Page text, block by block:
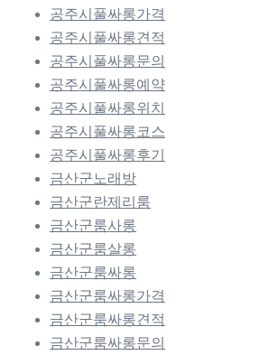
공주시풀싸롱가격
공주시풀싸롱견적
공주시풀싸롱문의
공주시풀싸롱예약
공주시풀싸롱위치
공주시풀싸롱코스
공주시풀싸롱후기
금산군노래방
금산군란제리룸
금산군룸사롱
금산군룸살롱
금산군룸싸롱
금산군룸싸롱가격
금산군룸싸롱견적
금산군룸싸롱문의